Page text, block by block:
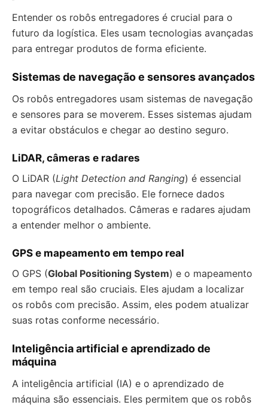
Entender os robôs entregadores é crucial para o
futuro da logística. Eles usam tecnologias avançadas
para entregar produtos de forma eficiente.
Sistemas de navegação e sensores avançados
Os robôs entregadores usam sistemas de navegação
e sensores para se moverem. Esses sistemas ajudam
a evitar obstáculos e chegar ao destino seguro.
LiDAR, câmeras e radares
O LiDAR (Light Detection and Ranging) é essencial
para navegar com precisão. Ele fornece dados
topográficos detalhados. Câmeras e radares ajudam
a entender melhor o ambiente.
GPS e mapeamento em tempo real
O GPS (Global Positioning System) e o mapeamento
em tempo real são cruciais. Eles ajudam a localizar
os robôs com precisão. Assim, eles podem atualizar
suas rotas conforme necessário.
Inteligência artificial e aprendizado de
máquina
A inteligência artificial (IA) e o aprendizado de
máquina são essenciais. Eles permitem que os robôs